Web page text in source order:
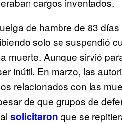
cargos inventados.
de hambre de 83
solo se suspendió
muerte. Aunque sirvió
inútil. En marzo, las
relacionados con las
de que grupos de
solicitaron que se